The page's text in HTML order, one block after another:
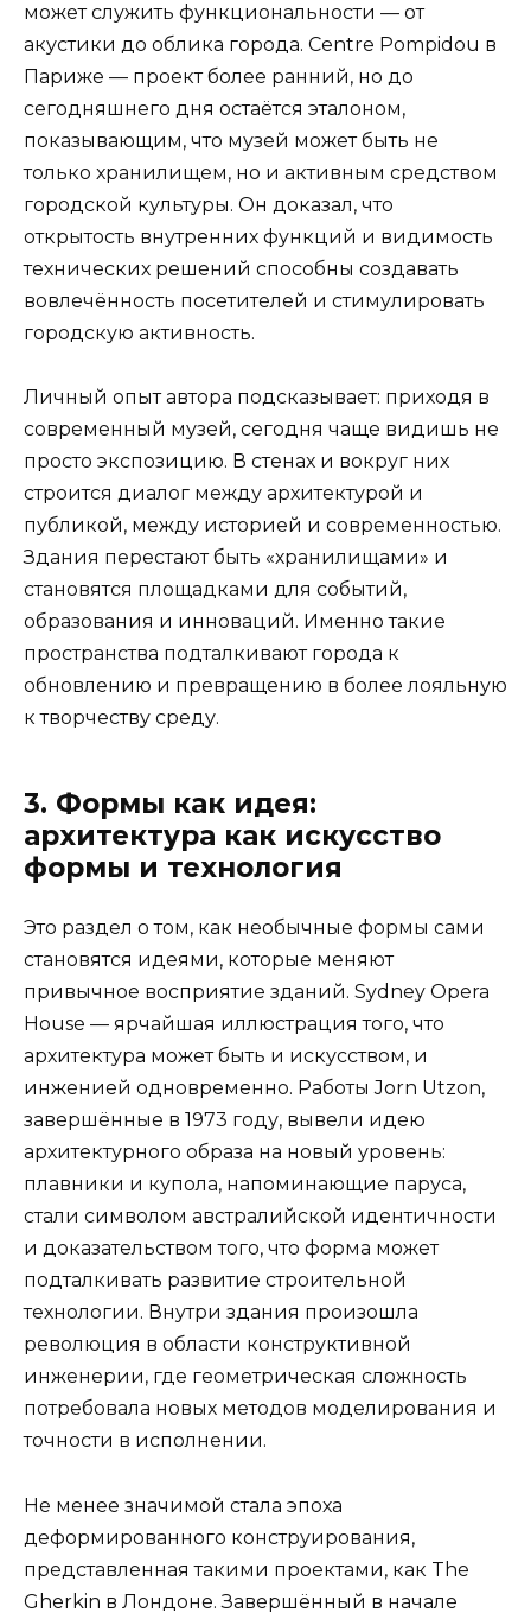
может служить функциональности — от
акустики до облика города. Centre Pompidou в
Париже — проект более ранний, но до
сегодняшнего дня остаётся эталоном,
показывающим, что музей может быть не
только хранилищем, но и активным средством
городской культуры. Он доказал, что
открытость внутренних функций и видимость
технических решений способны создавать
вовлечённость посетителей и стимулировать
городскую активность.
Личный опыт автора подсказывает: приходя в
современный музей, сегодня чаще видишь не
просто экспозицию. В стенах и вокруг них
строится диалог между архитектурой и
публикой, между историей и современностью.
Здания перестают быть «хранилищами» и
становятся площадками для событий,
образования и инноваций. Именно такие
пространства подталкивают города к
обновлению и превращению в более лояльную
к творчеству среду.
3. Формы как идея:
архитектура как искусство
формы и технология
Это раздел о том, как необычные формы сами
становятся идеями, которые меняют
привычное восприятие зданий. Sydney Opera
House — ярчайшая иллюстрация того, что
архитектура может быть и искусством, и
инженией одновременно. Работы Jorn Utzon,
завершённые в 1973 году, вывели идею
архитектурного образа на новый уровень:
плавники и купола, напоминающие паруса,
стали символом австралийской идентичности
и доказательством того, что форма может
подталкивать развитие строительной
технологии. Внутри здания произошла
революция в области конструктивной
инженерии, где геометрическая сложность
потребовала новых методов моделирования и
точности в исполнении.
Не менее значимой стала эпоха
деформированного конструирования,
представленная такими проектами, как The
Gherkin в Лондоне. Завершённый в начале